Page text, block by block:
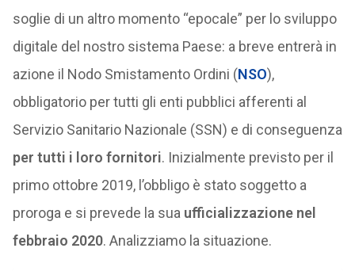
soglie di un altro momento “epocale” per lo sviluppo
digitale del nostro sistema Paese: a breve entrerà in
azione il Nodo Smistamento Ordini (NSO),
obbligatorio per tutti gli enti pubblici afferenti al
Servizio Sanitario Nazionale (SSN) e di conseguenza
per tutti i loro fornitori. Inizialmente previsto per il
primo ottobre 2019, l’obbligo è stato soggetto a
proroga e si prevede la sua ufficializzazione nel
febbraio 2020. Analizziamo la situazione.